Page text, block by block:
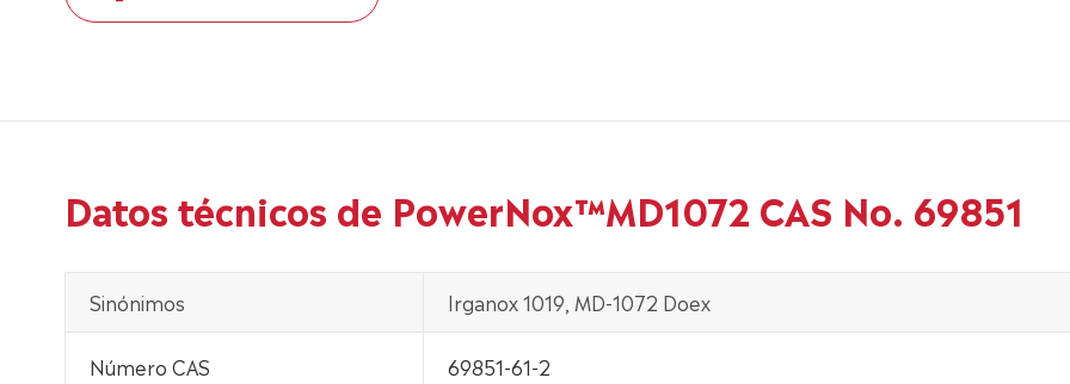
Datos técnicos de PowerNox™MD1072 CAS No. 69851
Sinónimos Irganox 1019, MD-1072 Doex
Número CAS 69851-61-2